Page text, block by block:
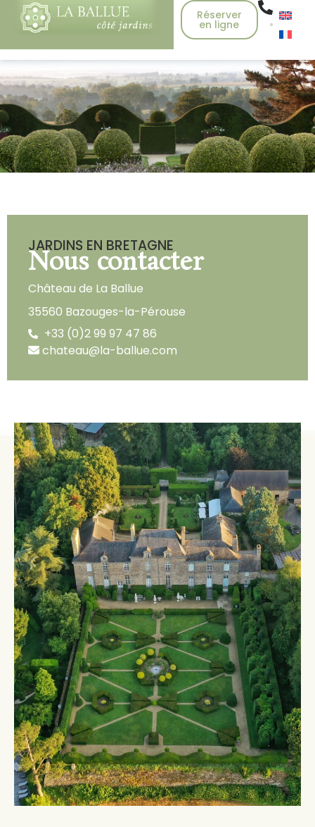
Réserver
en ligne
JARDINS EN BRETAGNE
Nous contacter
Château de La Ballue
35560 Bazouges-la-Pérouse
+33 (0)2 99 97 47 86
chateau@la-ballue.com